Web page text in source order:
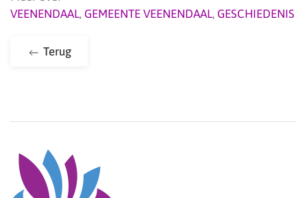
VEENENDAAL, GEMEENTE VEENENDAAL, GESCHIEDENIS
Terug